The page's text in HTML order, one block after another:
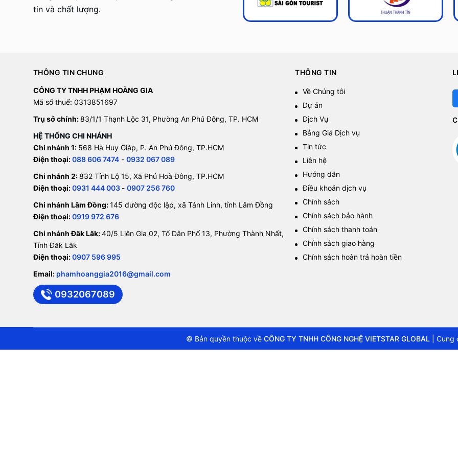
tin và chất lượng.
THÔNG TIN CHUNG
CÔNG TY TNHH PHẠM HOÀNG GIA
Mã số thuế: 0313851697
Trụ sở chính: 83/1/1 Thạnh Lộc 31, Phường An Phú Đông, TP. HCM
HỆ THỐNG CHI NHÁNH
Chi nhánh 1: 568 Hà Huy Giáp, P. An Phú Đông, TP.HCM
Điện thoại:088 606 7474- 0932 067 089
Chi nhánh 2: 832 Tỉnh Lộ 15, Xã Phú Hoà Đông, TP.HCM
Điện thoại:0931 444 003 - 0907 256 760
Chi nhánh Lâm Đồng:145 đường độc lập, xã Tánh Linh, tỉnh Lâm Đồng
Điện thoại:0919 972 676
Chi nhánh Đăk Lăk:40/5 Liên Gia 02, Tổ Dân Phố 13, Phường Thành Nhất,
Tỉnh Đăk Lăk
Điện thoại:0907 596 995
Email: phamhoanggia2016@gmail.com
0932067089
THÔNG TIN
Về Chúng tôi
Dự án
Dịch Vụ
Bảng Giá Dịch vụ
Tin tức
Liên hệ
Hướng dẫn
Điều khoản dịch vụ
Chính sách
Chính sách bảo hành
Chính sách thanh toán
Chính sách giao hàng
Chính sách hoàn trả hoàn tiền
© Bản quyền thuộc về CÔNG TY TNHH CÔNG NGHỆ VIETSTAR GLOBAL Cung